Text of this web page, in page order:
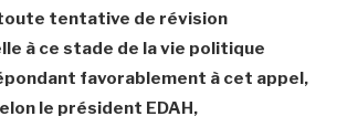
tentative de révision
à ce stade de la vie politique
favorablement à cet appel,
le président EDAH,